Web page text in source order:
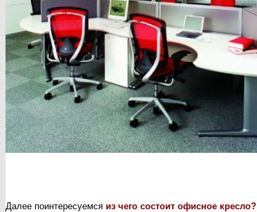
Далее поинтересуемся из чего состоит офисное кресло?